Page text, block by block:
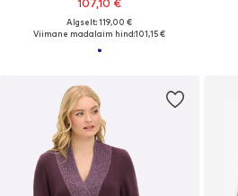
107,10 €
Algselt: 119,00 €
Viimane madalaim hind:101,15 €